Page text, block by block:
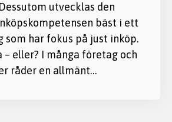
utvecklas den
bäst i ett
som har fokus på just inköp.
– eller? I många företag och
råder en allmänt…